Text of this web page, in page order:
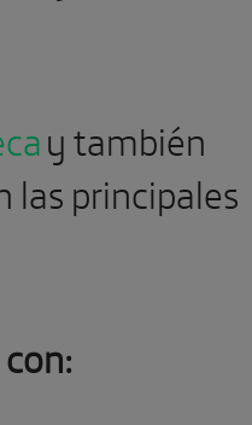
y también
las principales